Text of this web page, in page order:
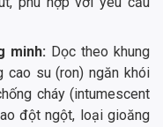
minh: Dọc theo khung
cao su (ron) ngăn khói
cháy (intumescent
đột ngột, loại gioăng